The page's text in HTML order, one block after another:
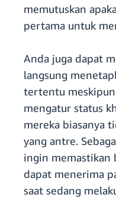
memutuskan
pertama untuk
Anda juga dapat
langsung
tertentu
mengatur status
mereka biasanya
yang antre.
ingin memastikan
dapat menerima
saat sedang